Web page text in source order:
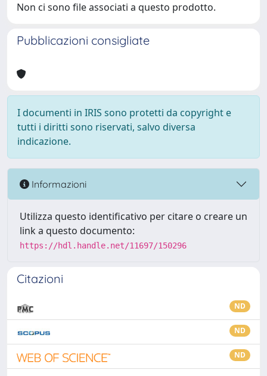
Non ci sono file associati a questo prodotto.
Pubblicazioni consigliate
I documenti in IRIS sono protetti da copyright e
tutti i diritti sono riservati, salvo diversa
indicazione.
Informazioni
Utilizza questo identificativo per citare o creare un
link a questo documento:
https://hdl.handle.net/11697/150296
Citazioni
ND
ND
ND